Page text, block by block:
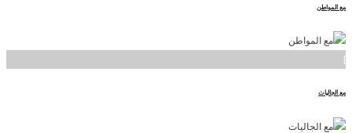
مع المواطن
]
مع الجاليات